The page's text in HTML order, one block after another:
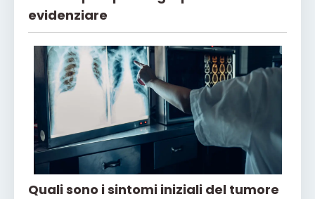
evidenziare
Quali sono i sintomi iniziali del tumore